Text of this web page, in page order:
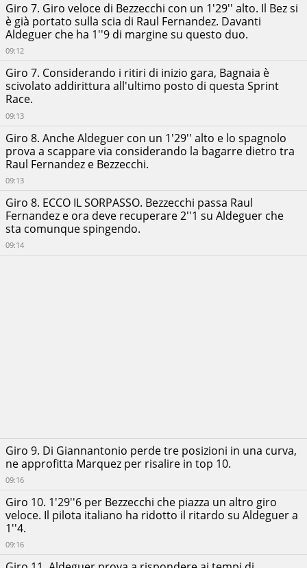
Giro 10. 1'29''6 per Bezzecchi che piazza un altro giro
veloce. Il pilota italiano ha ridotto il ritardo su Aldeguer a
1''4.
09:16
Giro 9. Di Giannantonio perde tre posizioni in una curva,
ne approfitta Marquez per risalire in top 10.
09:16
Giro 8. ECCO IL SORPASSO. Bezzecchi passa Raul
Fernandez e ora deve recuperare 2''1 su Aldeguer che
sta comunque spingendo.
09:14
Giro 8. Anche Aldeguer con un 1'29'' alto e lo spagnolo
prova a scappare via considerando la bagarre dietro tra
Raul Fernandez e Bezzecchi.
09:13
Giro 7. Considerando i ritiri di inizio gara, Bagnaia è
scivolato addirittura all'ultimo posto di questa Sprint
Race.
09:13
Giro 7. Giro veloce di Bezzecchi con un 1'29'' alto. Il Bez si
è già portato sulla scia di Raul Fernandez. Davanti
Aldeguer che ha 1''9 di margine su questo duo.
09:12